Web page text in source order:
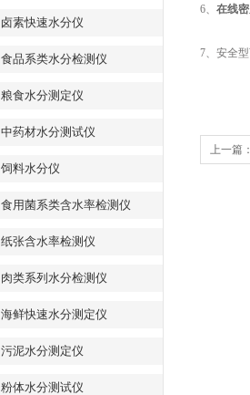
卤素快速水分仪
食品系类水分检测仪
粮食水分测定仪
中药材水分测试仪
饲料水分仪
食用菌系类含水率检测仪
纸张含水率检测仪
肉类系列水分检测仪
海鲜快速水分测定仪
污泥水分测定仪
粉体水分测试仪
6、 在线
7、安全
上一篇：